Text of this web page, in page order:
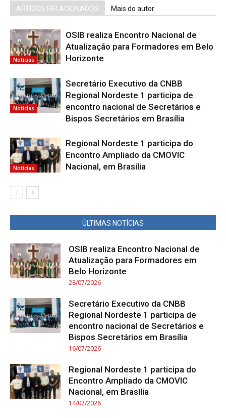
ARTIGOS RELACIONADOS Mais do autor
Notícias
OSIB realiza Encontro Nacional de
Atualização para Formadores em Belo
Horizonte
Notícias
Secretário Executivo da CNBB
Regional Nordeste 1 participa de
encontro nacional de Secretários e
Bispos Secretários em Brasília
Notícias
Regional Nordeste 1 participa do
Encontro Ampliado da CMOVIC
Nacional, em Brasília
ÚLTIMAS NOTÍCIAS
OSIB realiza Encontro Nacional de
Atualização para Formadores em
Belo Horizonte
28/07/2026
Secretário Executivo da CNBB
Regional Nordeste 1 participa de
encontro nacional de Secretários e
Bispos Secretários em Brasília
16/07/2026
Regional Nordeste 1 participa do
Encontro Ampliado da CMOVIC
Nacional, em Brasília
14/07/2026